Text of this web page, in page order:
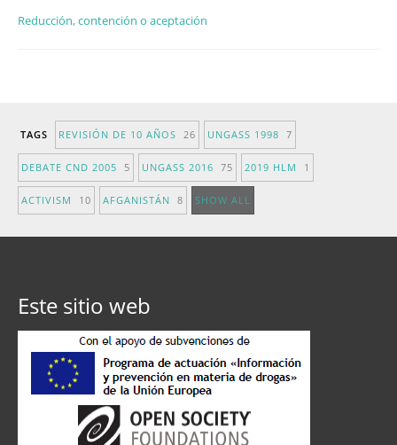
Reducción, contención o aceptación
TAGS REVISIÓN DE 10 AÑOS 26 UNGASS 1998 7
DEBATE CND 2005 5 UNGASS 2016 75 2019 HLM 1
ACTIVISM 10 AFGANISTÁN 8 SHOW ALL
Este sitio web